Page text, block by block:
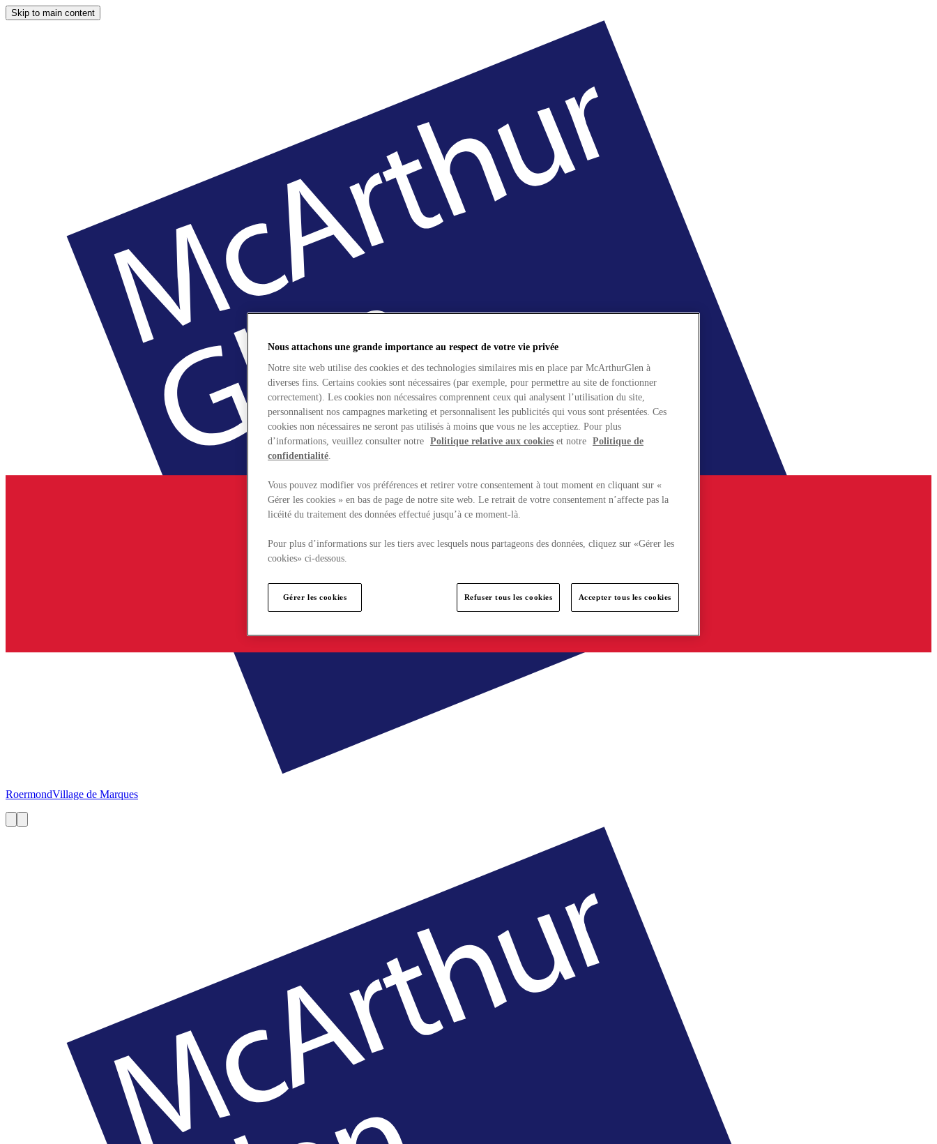
Skip to main content
RoermondVillage de Marques
Nous attachons une grande importance au respect de votre vie privée
Notre site web utilise des cookies et des technologies similaires mis en place par McArthurGlen à
diverses fins. Certains cookies sont nécessaires (par exemple, pour permettre au site de fonctionner
correctement). Les cookies non nécessaires comprennent ceux qui analysent l’utilisation du site,
personnalisent nos campagnes marketing et personnalisent les publicités qui vous sont présentées. Ces
cookies non nécessaires ne seront pas utilisés à moins que vous ne les acceptiez. Pour plus
d’informations, veuillez consulter notre Politique relative aux cookies et notre Politique de
confidentialité.
Vous pouvez modifier vos préférences et retirer votre consentement à tout moment en cliquant sur «
Gérer les cookies » en bas de page de notre site web. Le retrait de votre consentement n’affecte pas la
licéité du traitement des données effectué jusqu’à ce moment-là.
Pour plus d’informations sur les tiers avec lesquels nous partageons des données, cliquez sur «Gérer les
cookies» ci-dessous.
Gérer les cookies Refuser tous les cookies Accepter tous les cookies